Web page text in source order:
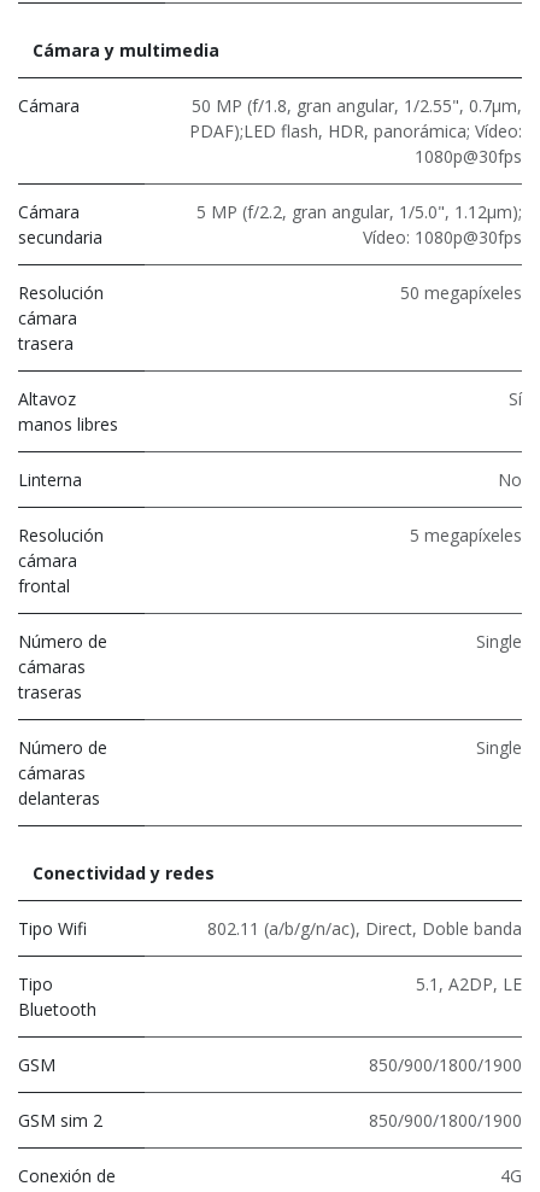
Cámara y multimedia
Cámara
50 MP (f/1.8, gran angular, 1/2.55", 0.7µm,
PDAF);LED flash, HDR, panorámica; Vídeo:
1080p@30fps
Cámara
secundaria
5 MP (f/2.2, gran angular, 1/5.0", 1.12μm);
Vídeo: 1080p@30fps
Resolución
cámara
trasera
50 megapíxeles
Altavoz
manos libres
Sí
Linterna No
Resolución
cámara
frontal
5 megapíxeles
Número de
cámaras
traseras
Single
Número de
cámaras
delanteras
Single
Conectividad y redes
Tipo Wifi 802.11 (a/b/g/n/ac), Direct, Doble banda
Tipo
Bluetooth
5.1 , A2DP, LE
GSM 850/900/1800/1900
GSM sim 2 850/900/1800/1900
Conexión de
4G